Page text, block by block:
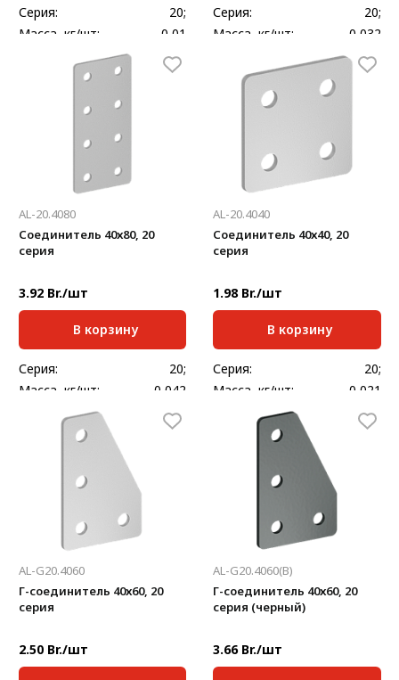
Серия:
20;
Масса, кг/шт:
0,01
2
Серия:
20;
Масса, кг/шт:
0,032
2
AL-20.4080
Соединитель 40х80, 20
серия
3.92 Br./шт
В корзину
Серия:
20;
Масса, кг/шт:
0,042
Толщина, мм:
2
AL-20.4040
Соединитель 40х40, 20
серия
1.98 Br./шт
В корзину
Серия:
20;
Масса, кг/шт:
0,021
Толщина, мм:
2
AL-G20.4060
Г-соединитель 40х60, 20
серия
2.50 Br./шт
AL-G20.4060(B)
Г-соединитель 40х60, 20
серия (черный)
3.66 Br./шт